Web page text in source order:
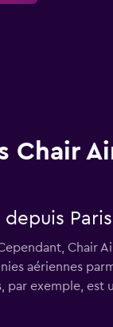
Chair
Chair
aériennes
par exemple,